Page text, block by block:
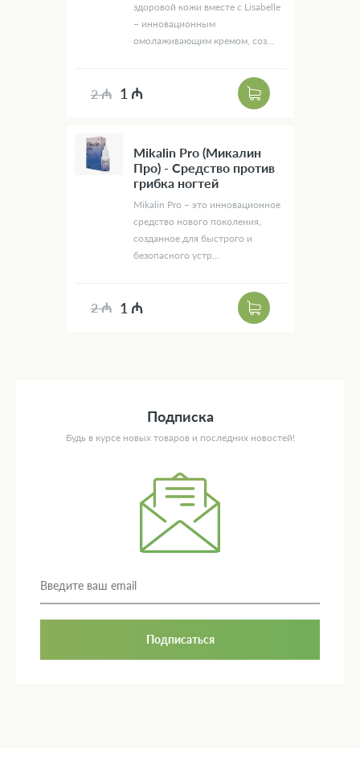
здоровой кожи вместе с Lisabelle
– инновационным
омолаживающим кремом, соз...
2 ₼ 1 ₼
Mikalin Pro (Микалин
Про) - Средство против
грибка ногтей
Mikalin Pro – это инновационное
средство нового поколения,
созданное для быстрого и
безопасного устр...
2 ₼ 1 ₼
Подписка
Будь в курсе новых товаров и последних новостей!
Подписаться